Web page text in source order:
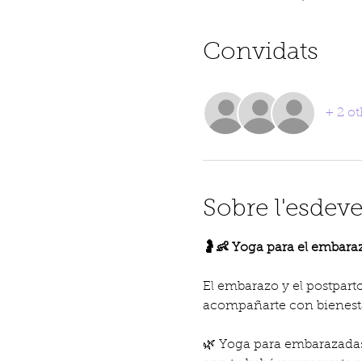
Convidats
+ 2
Sobre
🤰👶 Yoga para el
El embarazo y el
acompañarte con
🌿 Yoga para